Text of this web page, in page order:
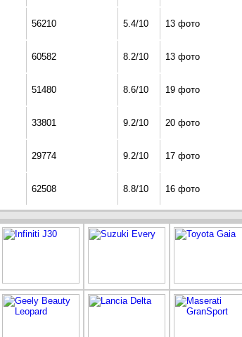
56210 5.4/10 13 фото
60582 8.2/10 13 фото
51480 8.6/10 19 фото
33801 9.2/10 20 фото
29774 9.2/10 17 фото
62508 8.8/10 16 фото